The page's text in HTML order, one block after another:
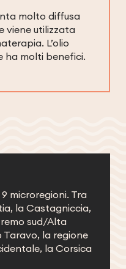
molto diffusa
viene utilizzata
L’olio
ha molti benefici.
microregioni. Tra
la Castagniccia,
sud/Alta
Taravo, la regione
la Corsica